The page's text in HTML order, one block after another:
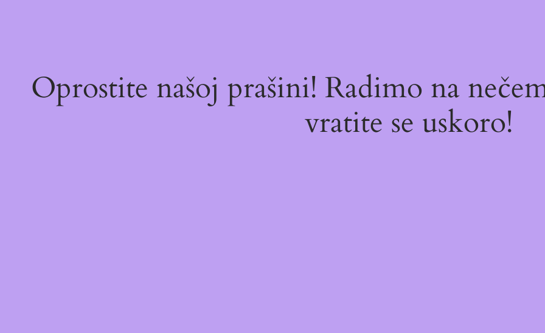
Oprostite našoj prašini! Radimo na
vratite se uskoro!